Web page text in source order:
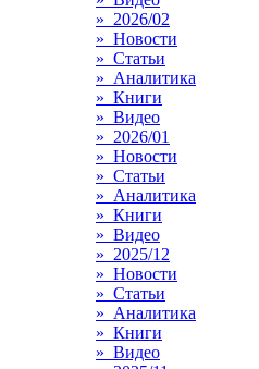
» 2026/02
» Новости
» Статьи
» Аналитика
» Книги
» Видео
» 2026/01
» Новости
» Статьи
» Аналитика
» Книги
» Видео
» 2025/12
» Новости
» Статьи
» Аналитика
» Книги
» Видео